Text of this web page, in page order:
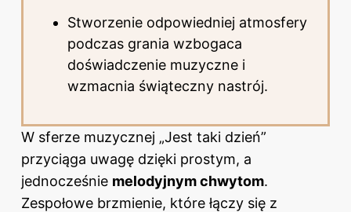
Stworzenie odpowiedniej atmosfery
podczas grania wzbogaca
doświadczenie muzyczne i
wzmacnia świąteczny nastrój.
W sferze muzycznej „Jest taki dzień”
przyciąga uwagę dzięki prostym, a
jednocześnie melodyjnym chwytom.
Zespołowe brzmienie, które łączy się z